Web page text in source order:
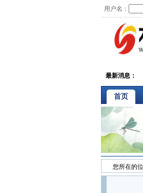
用户名：
最新消息：
首页
您所在的